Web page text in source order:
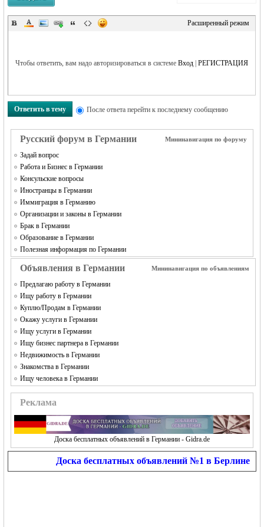
Расширенный режим
Чтобы ответить, вам надо авторизироваться в системеВход |РЕГИСТРАЦИЯ
Ответить в тему После ответа перейти к последнему сообщению
Русский форум в Германии Мининавигация по форуму
Задай вопрос
Работа и Бизнес в Германии
Консульские вопросы
Иностранцы в Германии
Иммиграция в Германию
Организации и законы в Германии
Брак в Германии
Образование в Германии
Полезная информация по Германии
Объявления в Германии Мининавигация по объявлениям
Предлагаю работу в Германии
Ищу работу в Германии
Куплю/Продам в Германии
Окажу услуги в Германии
Ищу услуги в Германии
Ищу бизнес партнера в Германии
Недвижимость в Германии
Знакомства в Германии
Ищу человека в Германии
Реклама
Доска бесплатных объявлений в Германии - Gidra.de
Доска бесплатных объявлений №1 в Берлине